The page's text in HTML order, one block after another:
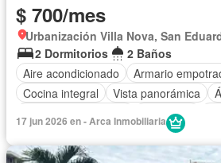
$ 700/mes
Urbanización Villa Nova, San
2 Dormitorios
2 Baños
Aire acondicionado
Armario
Cocina integral
Vista panorámica
Seguridad
Cuarto de servicio
Acceso para personas con
17 jun 2026 en - Arca Inmobiliaria